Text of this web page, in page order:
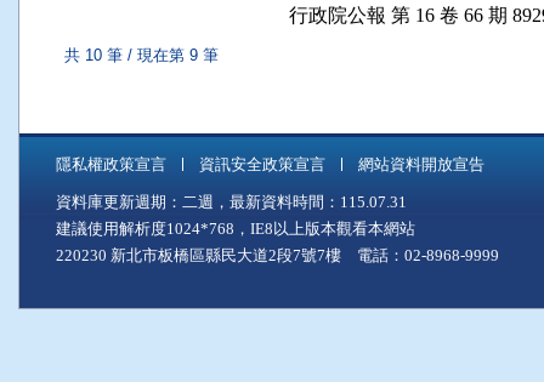
行政院公報 第 16 卷 66 期
共 10 筆 / 現在第 9 筆
隱私權政策宣言 資訊安全政策宣言 網站資料開放宣告
資料庫更新週期：二週，最新資料時間：115.07.31
建議使用解析度1024*768，IE8以上版本觀看本網站
220230 新北市板橋區縣民大道2段7號7樓 電話：02-8968-9999